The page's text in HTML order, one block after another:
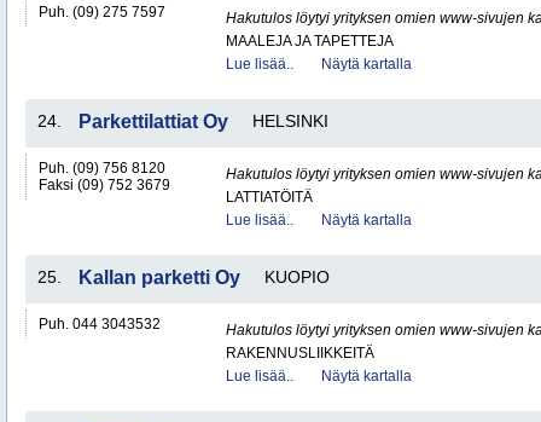
Puh. (09) 275 7597
Hakutulos löytyi yrityksen omien www-sivujen
MAALEJA JA TAPETTEJA
Lue lisää..
Näytä kartalla
24. Parkettilattiat Oy HELSINKI
Puh. (09) 756 8120
Faksi (09) 752 3679
Hakutulos löytyi yrityksen omien www-sivujen
LATTIATÖITÄ
Lue lisää..
Näytä kartalla
25. Kallan parketti Oy KUOPIO
Puh. 044 3043532
Hakutulos löytyi yrityksen omien www-sivujen
RAKENNUSLIIKKEITÄ
Lue lisää..
Näytä kartalla